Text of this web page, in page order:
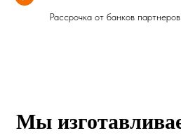
Рассрочка от банков
Мы